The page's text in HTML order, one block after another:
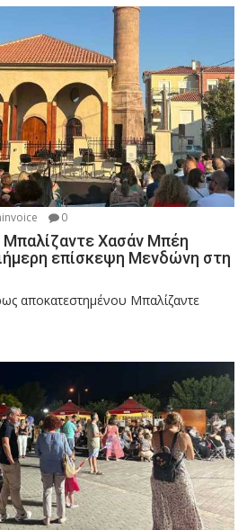
0
Μπαλίζαντε Χασάν Μπέη
επίσκεψη Μενδώνη στη
αποκατεστημένου Μπαλίζαντε